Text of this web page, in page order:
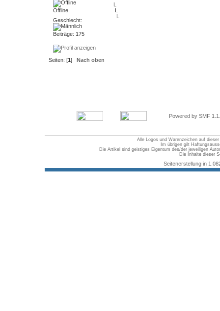
Offline
Geschlecht:
Beiträge: 175
L
L
L
Seiten: [1] Nach oben
Powered by SMF
Alle Logos und Warenzeichen auf
Im übrigen gilt
Die Artikel sind geistiges Eigentum des/der jeweiligen
Die Inhalte dieser
Seitenerstellung in